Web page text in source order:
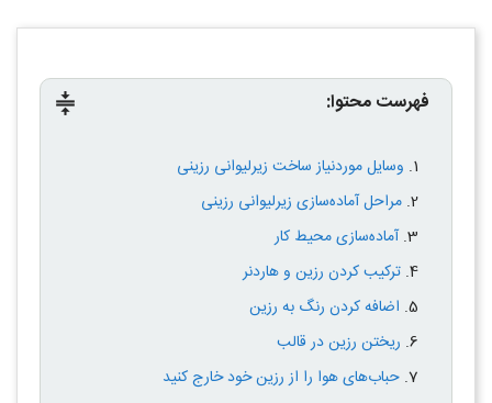
compress فهرست محتوا:
وسایل موردنیاز ساخت زیرلیوانی رزینی
مراحل آماده‌سازی زیرلیوانی رزینی
آماده‌سازی محیط کار
ترکیب کردن رزین و هاردنر
اضافه کردن رنگ به رزین
ریختن رزین در قالب
حباب‌های هوا را از رزین خود خارج کنید